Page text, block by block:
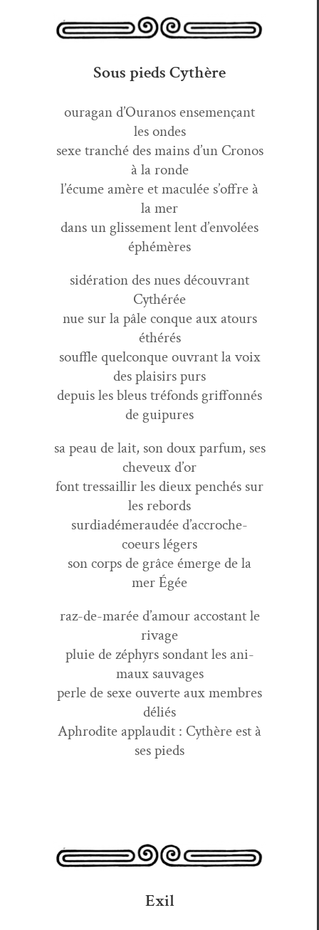
Sous pieds Cythère
oura­gan d’Ouranos ense­mençant
les ondes
sexe tranché des mains d’un Cronos
à la ronde
l’écume amère et mac­ulée s’offre à
la mer
dans un glisse­ment lent d’envolées
éphémères
sidéra­tion des nues décou­vrant
Cythérée
nue sur la pâle conque aux atours
éthérés
souf­fle quel­conque ouvrant la voix
des plaisirs purs
depuis les bleus tré­fonds grif­fon­nés
de guipures
sa peau de lait, son doux par­fum, ses
cheveux d’or
font tres­sail­lir les dieux penchés sur
les rebords
sur­diadémer­audée d’accroche-
coeurs légers
son corps de grâce émerge de la
mer Égée
raz-de-marée d’amour accostant le
rivage
pluie de zéphyrs son­dant les ani­
maux sauvages
per­le de sexe ouverte aux mem­bres
déliés
Aphrodite applau­dit : Cythère est à
ses pieds
Exil